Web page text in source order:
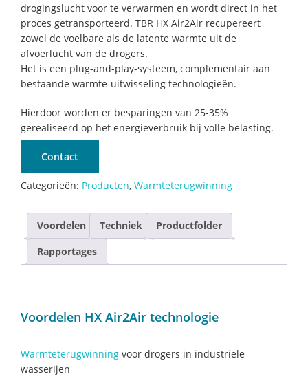
drogingslucht voor te verwarmen en wordt direct in het
proces getransporteerd. TBR HX Air2Air recupereert
zowel de voelbare als de latente warmte uit de
afvoerlucht van de drogers.
Het is een plug-and-play-systeem, complementair aan
bestaande warmte-uitwisseling technologieën.
Hierdoor worden er besparingen van 25-35%
gerealiseerd op het energieverbruik bij volle belasting.
Contact
Categorieën: Producten, Warmteterugwinning
Voordelen Techniek
Productfolder
Rapportages
Voordelen HX Air2Air technologie
Warmteterugwinning voor drogers in industriële
wasserijen